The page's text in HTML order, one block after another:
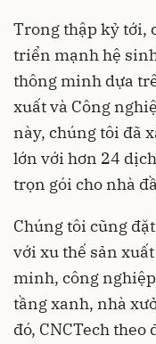
Trong thập kỷ tới,
triển mạnh hệ
thông minh dựa
xuất và Công
này, chúng tôi đã
lớn với hơn 24
trọn gói cho nhà
Chúng tôi cũng
với xu thế sản
minh, công
tầng xanh, nhà
đó, CNCTech